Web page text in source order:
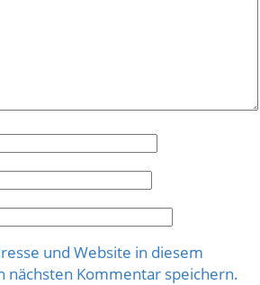
und Website in diesem
nächsten Kommentar speichern.